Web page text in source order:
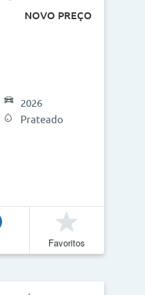
NOVO PREÇO
2026
Prateado
Favoritos